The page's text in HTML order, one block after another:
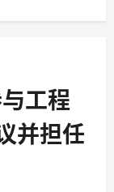
工程
并担任